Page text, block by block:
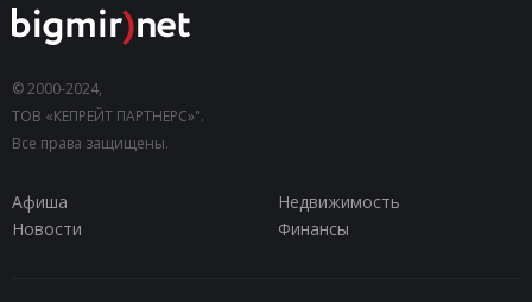
© 2000-2024,
ТОВ «КЕПРЕЙТ ПАРТНЕРС»".
Все права защищены.
Афиша
Недвижимость
Новости
Финансы